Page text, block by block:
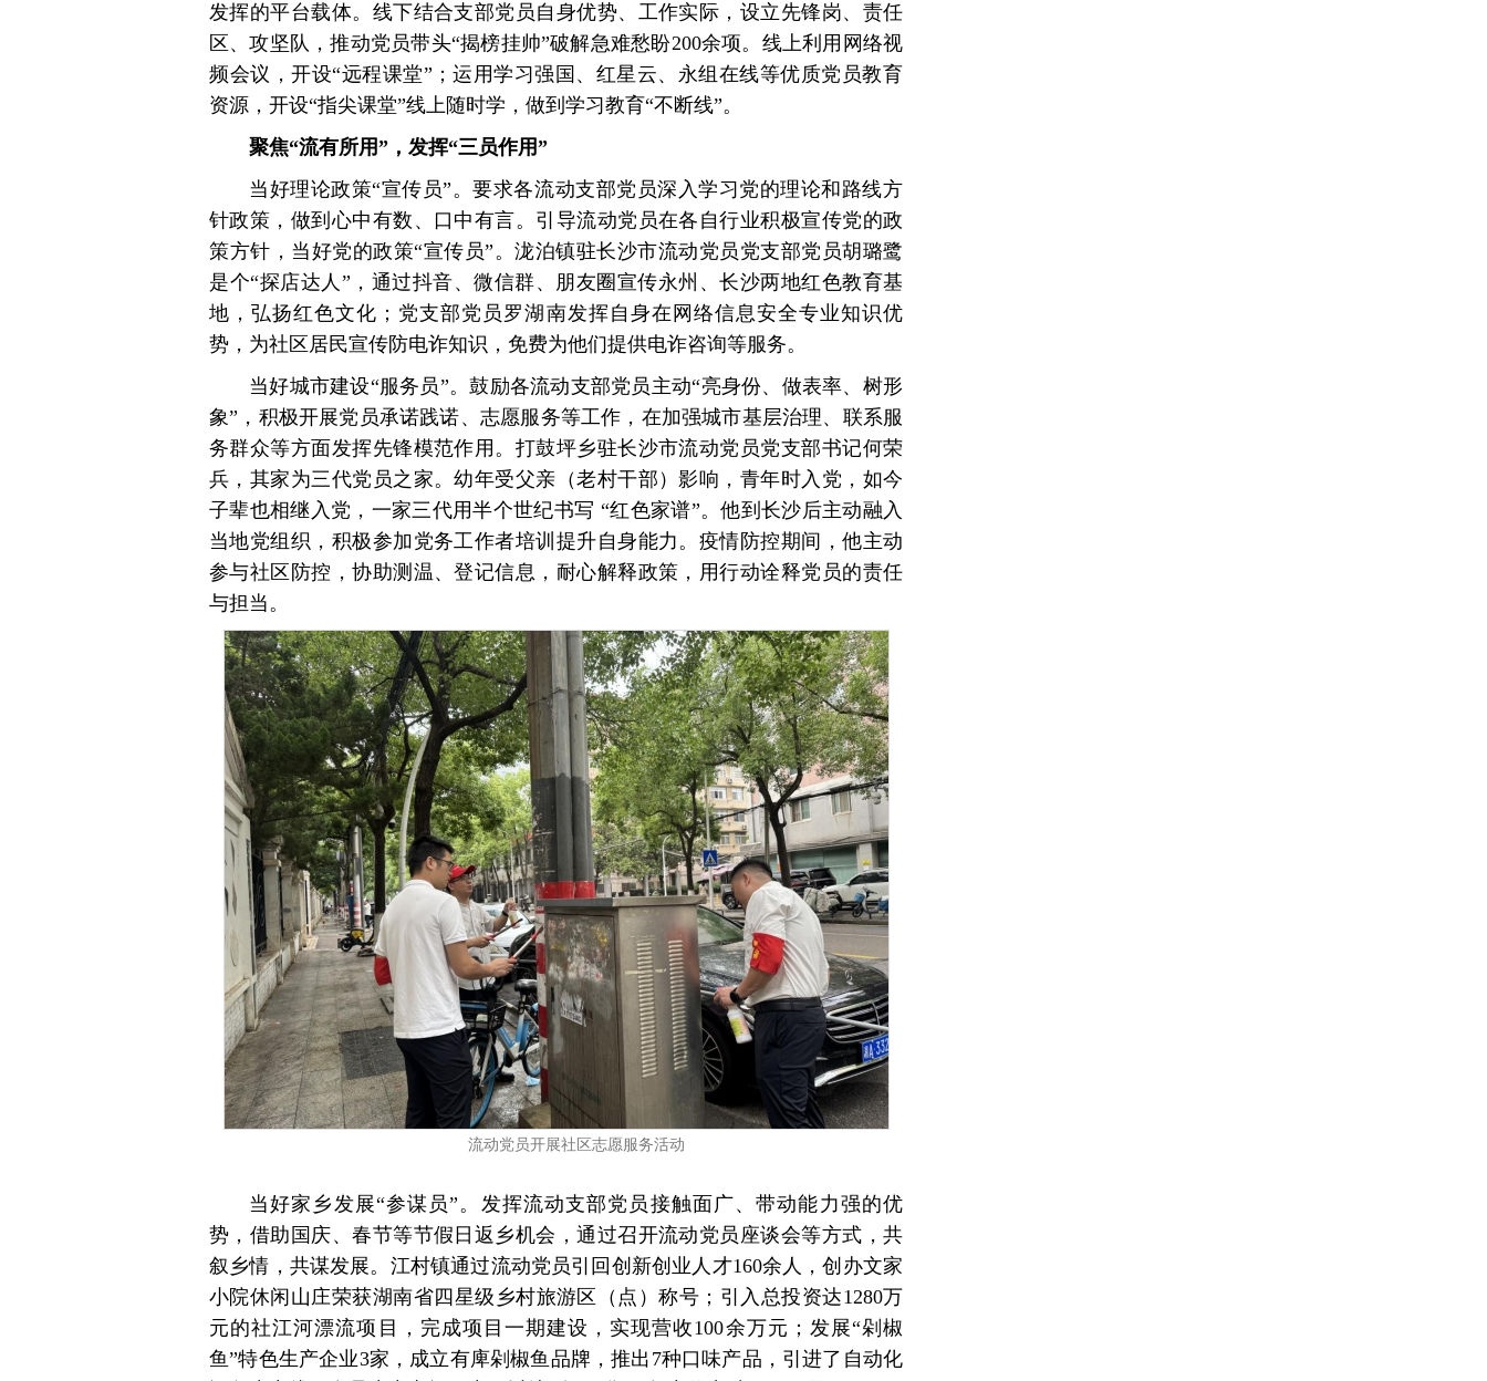
发挥的平台载体。线下结合支部党员自身优势、工作实际，设立先锋岗、责任
区、攻坚队，推动党员带头“揭榜挂帅”破解急难愁盼200余项。线上利用网络视
频会议，开设“远程课堂”；运用学习强国、红星云、永组在线等优质党员教育
资源，开设“指尖课堂”线上随时学，做到学习教育“不断线”。
聚焦“流有所用”，发挥“三员作用”
当好理论政策“宣传员”。要求各流动支部党员深入学习党的理论和路线方
针政策，做到心中有数、口中有言。引导流动党员在各自行业积极宣传党的政
策方针，当好党的政策“宣传员”。泷泊镇驻长沙市流动党员党支部党员胡璐鹭
是个“探店达人”，通过抖音、微信群、朋友圈宣传永州、长沙两地红色教育基
地，弘扬红色文化；党支部党员罗湖南发挥自身在网络信息安全专业知识优
势，为社区居民宣传防电诈知识，免费为他们提供电诈咨询等服务。
当好城市建设“服务员”。鼓励各流动支部党员主动“亮身份、做表率、树形
象”，积极开展党员承诺践诺、志愿服务等工作，在加强城市基层治理、联系服
务群众等方面发挥先锋模范作用。打鼓坪乡驻长沙市流动党员党支部书记何荣
兵，其家为三代党员之家。幼年受父亲（老村干部）影响，青年时入党，如今
子辈也相继入党，一家三代用半个世纪书写 “红色家谱”。他到长沙后主动融入
当地党组织，积极参加党务工作者培训提升自身能力。疫情防控期间，他主动
参与社区防控，协助测温、登记信息，耐心解释政策，用行动诠释党员的责任
与担当。
流动党员开展社区志愿服务活动
当好家乡发展“参谋员”。发挥流动支部党员接触面广、带动能力强的优
势，借助国庆、春节等节假日返乡机会，通过召开流动党员座谈会等方式，共
叙乡情，共谋发展。江村镇通过流动党员引回创新创业人才160余人，创办文家
小院休闲山庄荣获湖南省四星级乡村旅游区（点）称号；引入总投资达1280万
元的社江河漂流项目，完成项目一期建设，实现营收100余万元；发展“剁椒
鱼”特色生产企业3家，成立有庳剁椒鱼品牌，推出7种口味产品，引进了自动化